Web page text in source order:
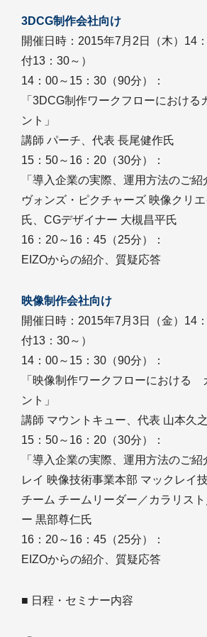
3DCG制作会社向け
開催日時：2015年7月2日（木）14
付13：30～）
14：00～15：30（90分）：
「3DCG制作ワークフローにおける
ント」
講師 パーチ、代表 長尾健作氏
15：50～16：20（30分）：
「導入企業の実際、運用方法のご紹
ヴォンズ・ピクチャーズ 映像クリ
氏、CGデザイナー 大槻昌平氏
16：20～16：45（25分）：
EIZOからの紹介、質疑応答
映像制作会社向け
開催日時：2015年7月3日（金）14
付13：30～）
14：00～15：30（90分）：
「映像制作ワークフローにおける
ント」
講師 マウントキュー、代表 山本久
15：50～16：20（30分）：
「導入企業の実際、運用方法のご紹
レイ 映像技術事業本部 マックレイ
チーム チームリーダー／カラリス
ー 黒部尊仁氏
16：20～16：45（25分）：
EIZOからの紹介、質疑応答
■ 日程・セミナー内容